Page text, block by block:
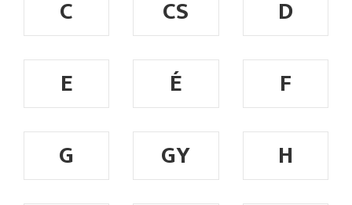
C CS
D
E
É
F
G
GY
H